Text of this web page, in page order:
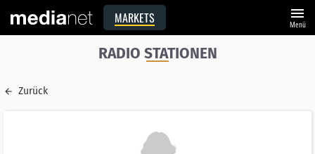
MARKETS menu
Menü
RADIO STATIONEN
Zurück